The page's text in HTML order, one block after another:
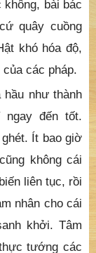
bài bác
quây cuồng
khó hóa độ,
các pháp.
như thành
ngay đến tốt.
Ít bao giờ
không cái
liên tục, rồi
nhân cho cái
khởi. Tâm
tướng các